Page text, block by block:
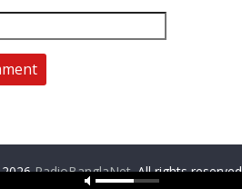
RadioBanglaNet. All rights